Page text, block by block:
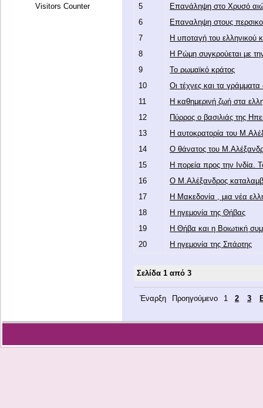
Visitors Counter
5
Επανάληψη στο Χρυσό
6
Επαναληψη στους
7
Η υποταγή του ελληνικού
8
Η Ρώμη συγκρούεται με
9
Το ρωμαϊκό κράτος
10
Οι τέχνες και τα γράμματα
11
Η καθημερινή ζωή στα
12
Πύρρος ο βασιλιάς της
13
Η αυτοκρατορία του
14
Ο θάνατος του
15
Η πορεία προς την Ινδία.
16
Ο Μ.Αλέξανδρος
17
Η Μακεδονία , μια νέα
18
Η ηγεμονία της Θήβας
19
Η Θήβα και η Βοιωτική
20
Η ηγεμονία της Σπάρτης
Σελίδα 1 από 3
Έναρξη Προηγούμενο 1 2 3